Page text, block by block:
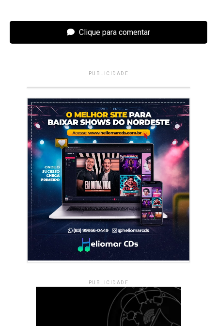
Clique para comentar
PUBLICIDADE
PUBLICIDADE